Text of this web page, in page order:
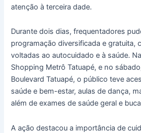
atenção à terceira dade.
Durante dois dias, frequentadores
programação diversificada e gratuita,
voltadas ao autocuidado e à saúde.
Shopping Metrô Tatuapé, e no
Boulevard Tatuapé, o público teve
saúde e bem-estar, aulas de dança,
além de exames de saúde geral e
A ação destacou a importância de